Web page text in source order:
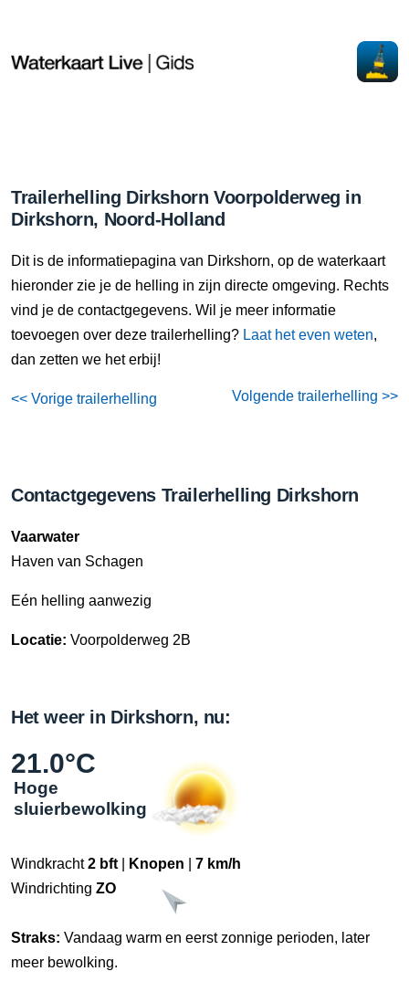
Trailerhelling Dirkshorn Voorpolderweg in
Dirkshorn, Noord-Holland
Dit is de informatiepagina van Dirkshorn, op de waterkaart
hieronder zie je de helling in zijn directe omgeving. Rechts
vind je de contactgegevens. Wil je meer informatie
toevoegen over deze trailerhelling? Laat het even weten,
dan zetten we het erbij!
<< Vorige trailerhelling Volgende trailerhelling >>
Contactgegevens Trailerhelling Dirkshorn
Vaarwater
Haven van Schagen
Eén helling aanwezig
Locatie: Voorpolderweg 2B
Het weer in Dirkshorn, nu:
21.0°C
Hoge
sluierbewolking
Windkracht2 bft Knopen
7 km/h
Windrichting ZO
Straks: Vandaag warm en eerst zonnige perioden, later
meer bewolking.